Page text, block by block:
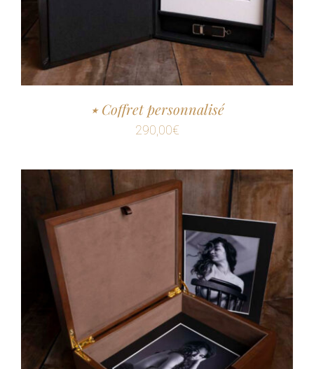
٭ Coffret personnalisé
290,00€